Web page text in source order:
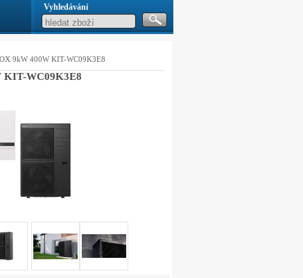
9kW 400W KIT-WC09K3E8
KIT-WC09K3E8
Vyhledávání